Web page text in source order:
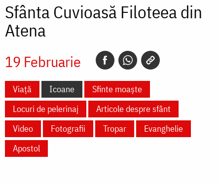
Sfânta Cuvioasă Filoteea din
Atena
19 Februarie
Viață Icoane
Sfinte moaște
Locuri de pelerinaj
Articole despre sfânt
Video
Fotografii Tropar
Evanghelie
Apostol